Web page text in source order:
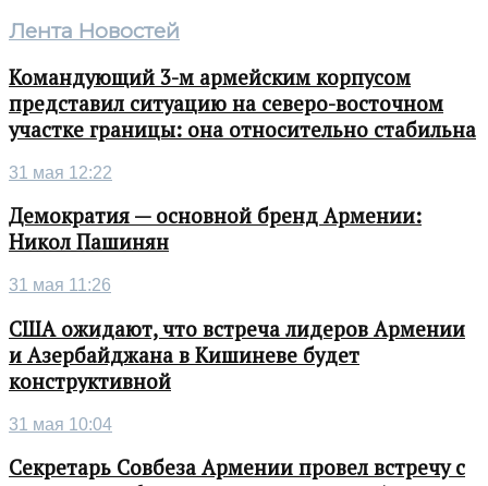
Лента Новостей
Командующий 3-м армейским корпусом
представил ситуацию на северо-восточном
участке границы: она относительно стабильна
31 мая 12:22
Демократия — основной бренд Армении:
Никол Пашинян
31 мая 11:26
США ожидают, что встреча лидеров Армении
и Азербайджана в Кишиневе будет
конструктивной
31 мая 10:04
Секретарь Совбеза Армении провел встречу с